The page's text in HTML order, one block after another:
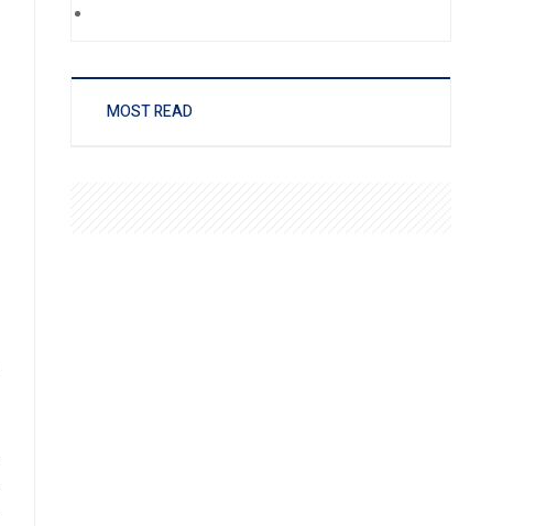
MOST READ